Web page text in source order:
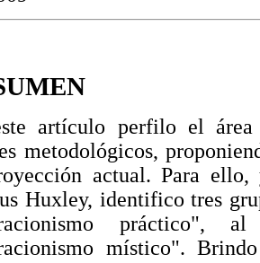
artículo perfilo el área
metodológicos,
actual. Para
Huxley, identifico tres
práctico",
místico".